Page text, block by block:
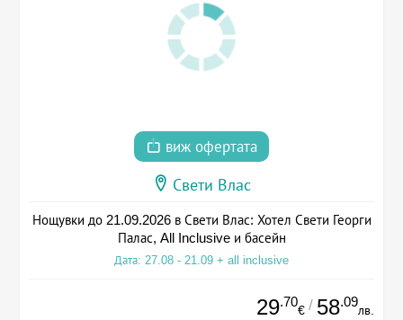
виж офертата
Свети Влас
Нощувки до 21.09.2026 в Свети Влас: Хотел Свети Георги
Палас, All Inclusive и басейн
Дата: 27.08 - 21.09 + all inclusive
29.70
€ / 58.09
лв.